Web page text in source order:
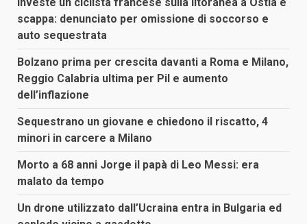
scappa: denunciato per omissione di soccorso e
auto sequestrata
Bolzano prima per crescita davanti a Roma e Milano,
Reggio Calabria ultima per Pil e aumento
dell’inflazione
Sequestrano un giovane e chiedono il riscatto, 4
minori in carcere a Milano
Morto a 68 anni Jorge il papà di Leo Messi: era
malato da tempo
Un drone utilizzato dall’Ucraina entra in Bulgaria ed